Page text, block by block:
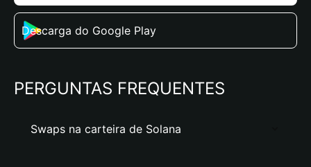
Descarga do Google Play
PERGUNTAS FREQUENTES
Swaps na carteira de Solana